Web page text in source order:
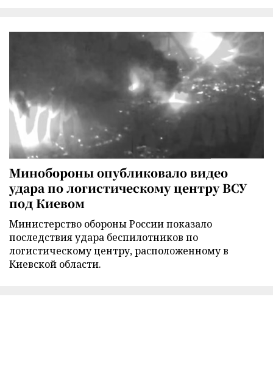
Минобороны опубликовало видео
удара по логистическому центру ВСУ
под Киевом
Министерство обороны России показало
последствия удара беспилотников по
логистическому центру, расположенному в
Киевской области.